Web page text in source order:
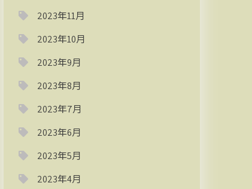
2023年11月
2023年10月
2023年9月
2023年8月
2023年7月
2023年6月
2023年5月
2023年4月